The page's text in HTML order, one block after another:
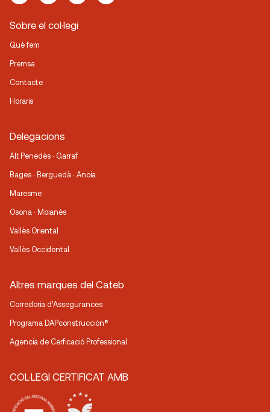
Sobre el col·legi
Què fem
Premsa
Contacte
Horaris
Delegacions
Alt Penedès · Garraf
Bages · Berguedà · Anoia
Maresme
Osona · Moianès
Vallès Oriental
Vallès Occidental
Altres marques del Cateb
Corredoria d’Assegurances
Programa DAPconstrucción®
Agencia de Cerficació Professional
COL·LEGI CERTIFICAT AMB